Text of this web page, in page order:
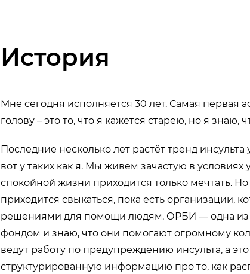
История
Мне сегодня исполняется 30 лет. Самая первая
голову – это то, что я кажется старею, но я знаю,
Последние несколько лет растёт тренд
вот у таких как я. Мы живем зачастую в условиях
спокойной жизни приходится только мечтать.
приходится свыкаться, пока есть организации,
решениями для помощи людям. ОРБИ — одна из
фондом и знаю, что они помогают огромному
ведут работу по предупреждению инсульта, а
структурированную информацию про то, как